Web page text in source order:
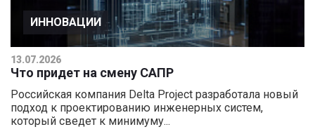
ИННОВАЦИИ
13.07.2026
Что придет на смену САПР
Российская компания Delta Project разработала новый
подход к проектированию инженерных систем,
который сведет к минимуму...